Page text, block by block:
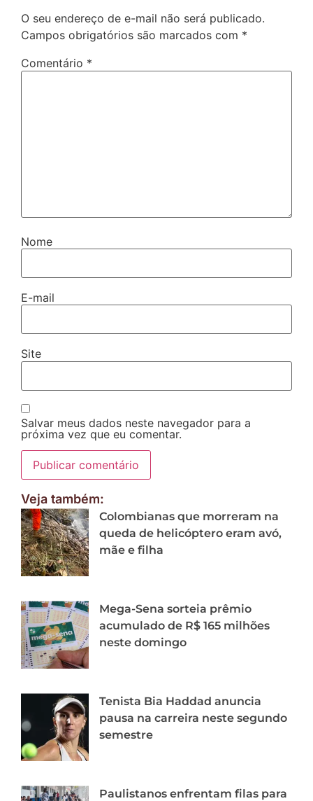
O seu endereço de e-mail não será publicado.
Campos obrigatórios são marcados com *
Comentário *
Nome
E-mail
Site
Salvar meus dados neste navegador para a
próxima vez que eu comentar.
Veja também:
Colombianas que morreram na
queda de helicóptero eram avó,
mãe e filha
Mega-Sena sorteia prêmio
acumulado de R$ 165 milhões
neste domingo
Tenista Bia Haddad anuncia
pausa na carreira neste segundo
semestre
Paulistanos enfrentam filas para